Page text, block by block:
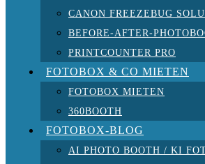
CANON FREEZEBUG
BEFORE-AFTER-
PRINTCOUNTER PRO
FOTOBOX & CO MIETEN
FOTOBOX MIETEN
360BOOTH
FOTOBOX-BLOG
AI PHOTO BOOTH / KI